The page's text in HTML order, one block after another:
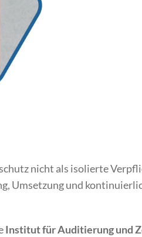
nicht als isolierte
Umsetzung und
Institut für Auditierung und